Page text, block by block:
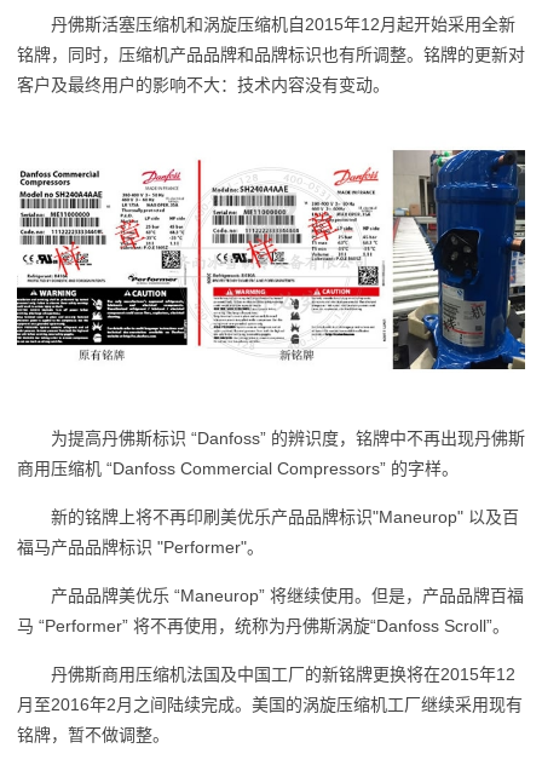
丹佛斯活塞压缩机和涡旋压缩机自2015年12月起开始采用全新
铭牌，同时，压缩机产品品牌和品牌标识也有所调整。铭牌的更新对
客户及最终用户的影响不大：技术内容没有变动。
为提高丹佛斯标识 “Danfoss” 的辨识度，铭牌中不再出现丹佛斯
商用压缩机 “Danfoss Commercial Compressors” 的字样。
新的铭牌上将不再印刷美优乐产品品牌标识"Maneurop" 以及百
福马产品品牌标识 "Performer"。
产品品牌美优乐 “Maneurop” 将继续使用。但是，产品品牌百福
马 “Performer” 将不再使用，统称为丹佛斯涡旋“Danfoss Scroll”。
丹佛斯商用压缩机法国及中国工厂的新铭牌更换将在2015年12
月至2016年2月之间陆续完成。美国的涡旋压缩机工厂继续采用现有
铭牌，暂不做调整。